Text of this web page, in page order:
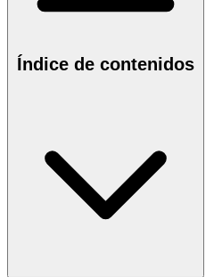
Índice de contenidos